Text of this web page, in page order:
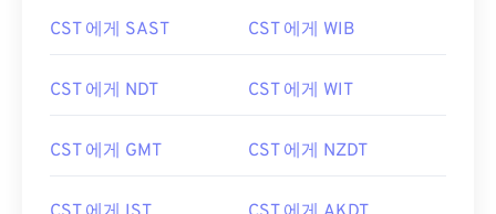
CST 에게 SAST CST 에게 WIB
CST 에게 NDT CST 에게 WIT
CST 에게 GMT CST 에게 NZDT